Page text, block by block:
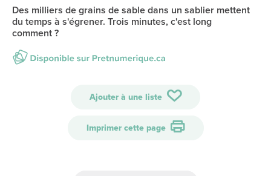
Des milliers de grains de sable dans un sablier mettent
du temps à s'égrener. Trois minutes, c'est long
comment ?
Ajouter à une liste
Imprimer cette page